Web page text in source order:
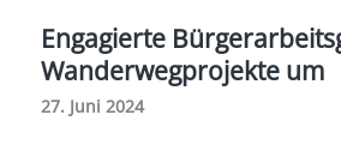
Engagierte
Wanderwegprojekte um
27. Juni 2024